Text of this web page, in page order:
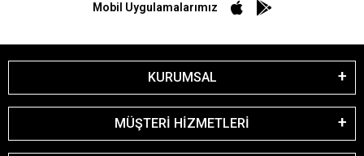
Mobil Uygulamalarımız
KURUMSAL
MÜŞTERİ HİZMETLERİ